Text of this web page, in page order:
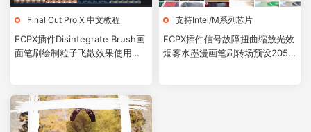
Final Cut Pro X 中文教程
FCPX插件Disintegrate Brush画
面笔刷绘制粒子飞散效果使用教
支持Intel/M系列芯片
FCPX插件信号故障扭曲缩放光效
烟雾水墨漫画笔刷转场预设205